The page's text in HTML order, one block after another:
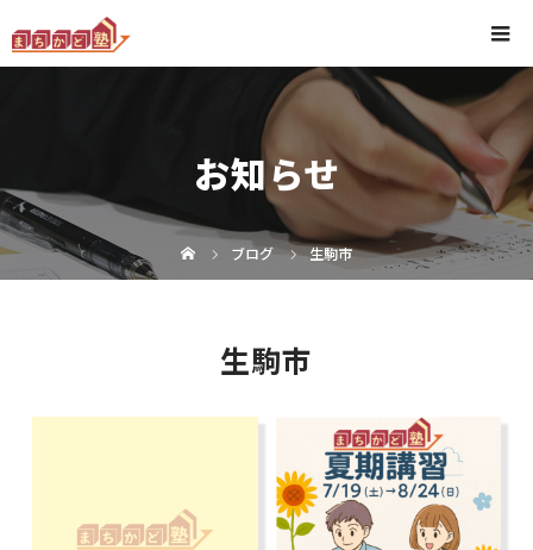
お知らせ
ブログ 生駒市
生駒市